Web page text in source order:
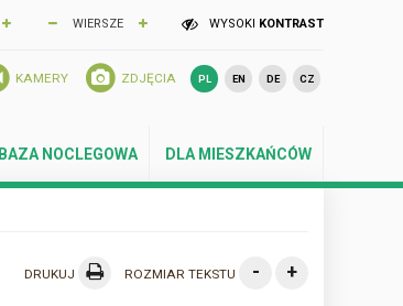
WIERSZE WYSOKI KONTRAST
KAMERY ZDJĘCIA PL EN DE CZ
BAZA NOCLEGOWA DLA MIESZKAŃCÓW
DRUKUJ ROZMIAR TEKSTU - +